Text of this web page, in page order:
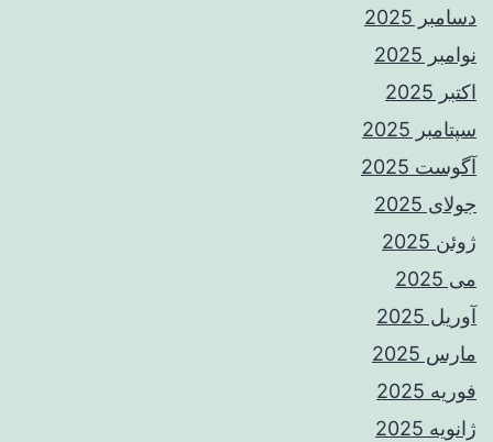
دسامبر 2025
نوامبر 2025
اکتبر 2025
سپتامبر 2025
آگوست 2025
جولای 2025
ژوئن 2025
می 2025
آوریل 2025
مارس 2025
فوریه 2025
ژانویه 2025